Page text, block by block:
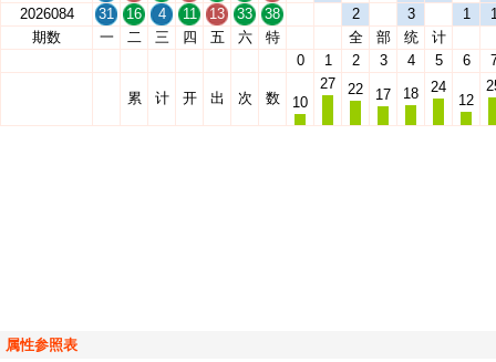
2026084
31 16 4 11 13 33 38 2 3 1
期数
一 二 三 四 五 六 特 全 部 统
计
0
1 2 3 4 5 6
累 计 开 出 次 数 10
27 22 17 18
24
12
属性参照表